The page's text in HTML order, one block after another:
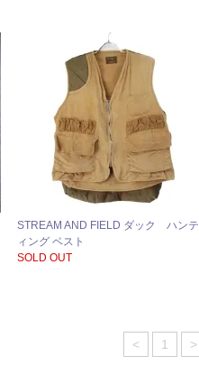
STREAM AND FIELD ダック ハンテ
ィング ベスト
SOLD OUT
< 1 >